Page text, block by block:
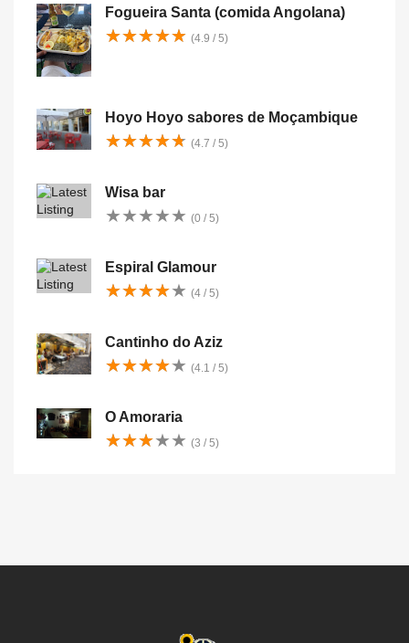
Fogueira Santa (comida Angolana)
★★★★★
★★★★★ (4.9 / 5)
Hoyo Hoyo sabores de Moçambique
★★★★★
★★★★★ (4.7 / 5)
Wisa bar
★★★★★
★★★★★ (0 / 5)
Espiral Glamour
★★★★★
★★★★★ (4 / 5)
Cantinho do Aziz
★★★★★
★★★★★ (4.1 / 5)
O Amoraria
★★★★★
★★★★★ (3 / 5)